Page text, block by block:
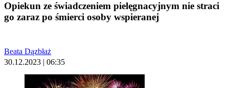
Opiekun ze świadczeniem pielęgnacyjnym nie straci
go zaraz po śmierci osoby wspieranej
Beata Dązbłaż
30.12.2023 | 06:35